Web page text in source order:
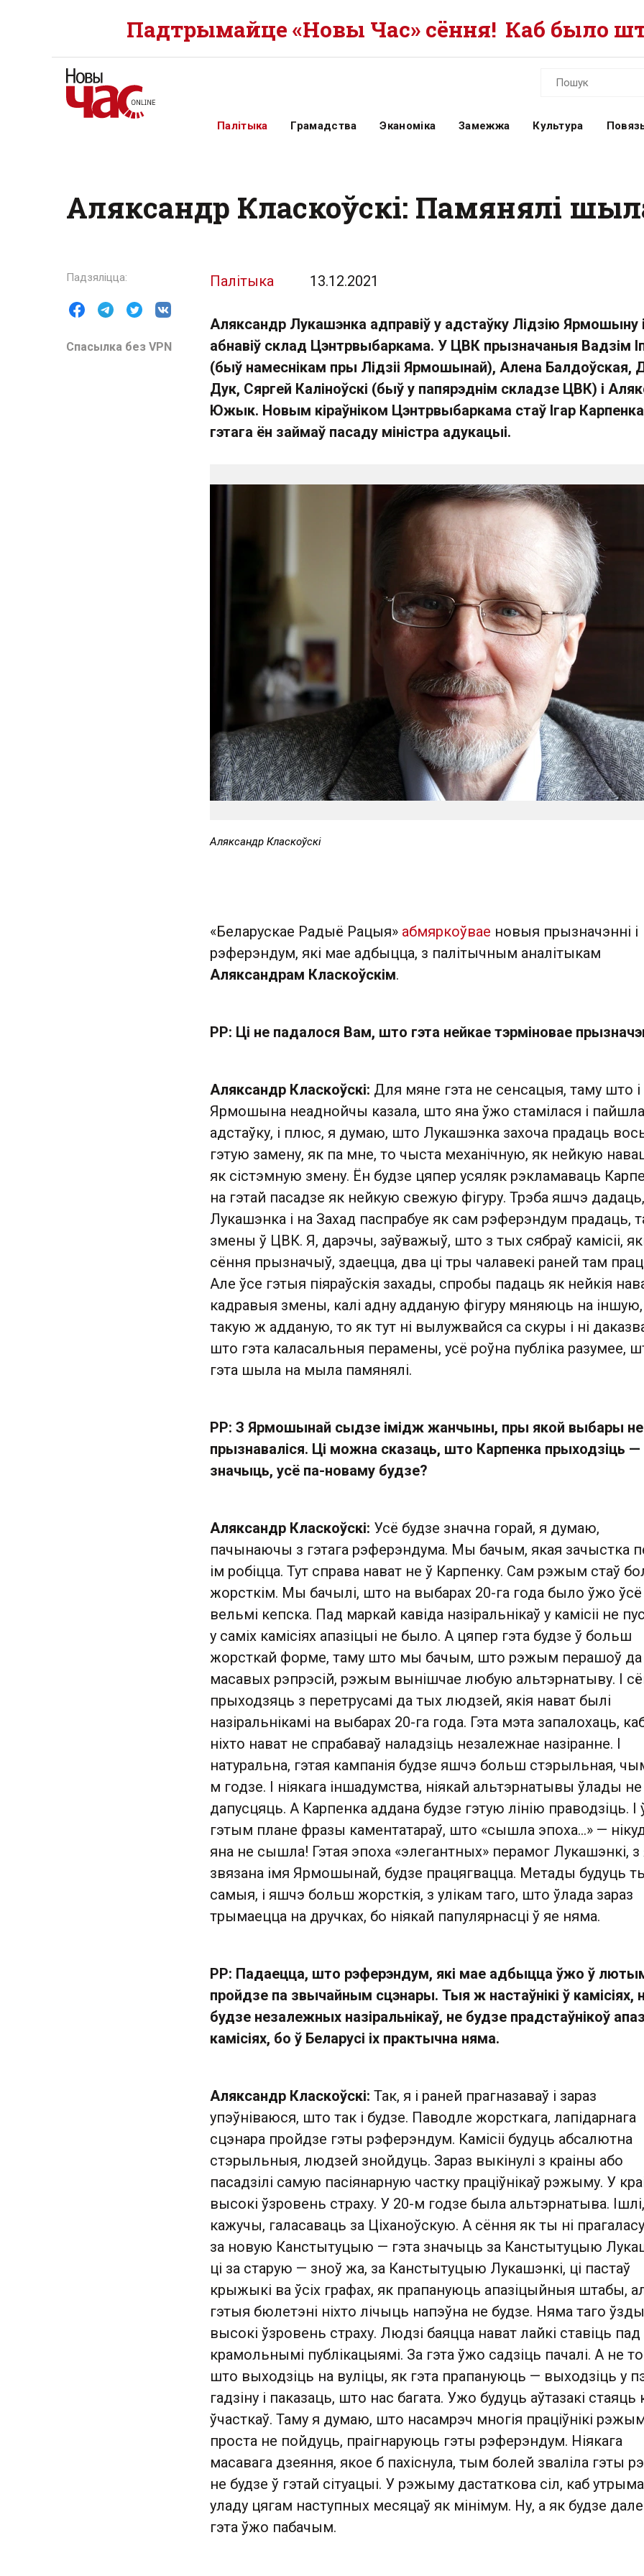
Падтрымайце «Новы Час» сёння! Каб было
Палітыка Грамадства Эканоміка Замежжа Культура
Аляксандр Класкоўскі: Памянялі
Спасылка без VPN
Палітыка 13.12.2021
Аляксандр Лукашэнка адправіў у адстаўку Лідзію Ярмошыну і
абнавіў склад Цэнтрвыбаркама. У ЦВК прызначаныя Вадзім
(быў намеснікам пры Лідзіі Ярмошынай), Алена Балдоўская,
Дук, Сяргей Каліноўскі (быў у папярэднім складзе ЦВК) і
Южык. Новым кіраўніком Цэнтрвыбаркама стаў Ігар
гэтага ён займаў пасаду міністра адукацыі.
Аляксандр Класкоўскі
«Беларускае Радыё Рацыя» абмяркоўвае новыя прызначэнні і
рэферэндум, які мае адбыцца, з палітычным аналітыкам
Аляксандрам Класкоўскім.
РР: Ці не падалося Вам, што гэта нейкае тэрміновае
Аляксандр Класкоўскі: Для мяне гэта не сенсацыя, таму што і
Ярмошына неаднойчы казала, што яна ўжо стамілася і
адстаўку, і плюс, я думаю, што Лукашэнка захоча прадаць
гэтую замену, як па мне, то чыста механічную, як нейкую
як сістэмную змену. Ён будзе цяпер усяляк рэкламаваць
на гэтай пасадзе як нейкую свежую фігуру. Трэба яшчэ
Лукашэнка і на Захад паспрабуе як сам рэферэндум прадаць,
змены ў ЦВК. Я, дарэчы, заўважыў, што з тых сябраў камісіі,
сёння прызначыў, здаецца, два ці тры чалавекі раней там
Але ўсе гэтыя піяраўскія захады, спробы падаць як нейкія
кадравыя змены, калі адну адданую фігуру мяняюць на іншую,
такую ж адданую, то як тут ні вылужвайся са скуры і ні
што гэта каласальныя перамены, усё роўна публіка разумее,
гэта шыла на мыла памянялі.
РР: З Ярмошынай сыдзе імідж жанчыны, пры якой выбары не
прызнаваліся. Ці можна сказаць, што Карпенка прыходзіць —
значыць, усё па-новаму будзе?
Аляксандр Класкоўскі: Усё будзе значна горай, я думаю,
пачынаючы з гэтага рэферэндума. Мы бачым, якая зачыстка
ім робіцца. Тут справа нават не ў Карпенку. Сам рэжым стаў
жорсткім. Мы бачылі, што на выбарах 20-га года было ўжо ўсё
вельмі кепска. Пад маркай кавіда назіральнікаў у камісіі не
у саміх камісіях апазіцыі не было. А цяпер гэта будзе ў больш
жорсткай форме, таму што мы бачым, што рэжым перашоў да
масавых рэпрэсій, рэжым вынішчае любую альтэрнатыву. І
прыходзяць з перетрусамі да тых людзей, якія нават былі
назіральнікамі на выбарах 20-га года. Гэта мэта запалохаць,
ніхто нават не спрабаваў наладзіць незалежнае назіранне. І
натуральна, гэтая кампанія будзе яшчэ больш стэрыльная,
м годзе. І ніякага іншадумства, ніякай альтэрнатывы ўлады не
дапусцяць. А Карпенка аддана будзе гэтую лінію праводзіць. І
гэтым плане фразы каментатараў, што «сышла эпоха…» —
яна не сышла! Гэтая эпоха «элегантных» перамог Лукашэнкі, з
звязана імя Ярмошынай, будзе працягвацца. Метады будуць
самыя, і яшчэ больш жорсткія, з улікам таго, што ўлада зараз
трымаецца на дручках, бо ніякай папулярнасці ў яе няма.
РР: Падаецца, што рэферэндум, які мае адбыцца ўжо ў
пройдзе па звычайным сцэнары. Тыя ж настаўнікі ў камісіях,
будзе незалежных назіральнікаў, не будзе прадстаўнікоў
камісіях, бо ў Беларусі іх практычна няма.
Аляксандр Класкоўскі: Так, я і раней прагназаваў і зараз
упэўніваюся, што так і будзе. Паводле жорсткага, лапідарнага
сцэнара пройдзе гэты рэферэндум. Камісіі будуць абсалютна
стэрыльныя, людзей знойдуць. Зараз выкінулі з краіны або
пасадзілі самую пасіянарную частку праціўнікаў рэжыму. У
высокі ўзровень страху. У 20-м годзе была альтэрнатыва.
кажучы, галасаваць за Ціханоўскую. А сёння як ты ні
за новую Канстытуцыю — гэта значыць за Канстытуцыю
ці за старую — зноў жа, за Канстытуцыю Лукашэнкі, ці пастаў
крыжыкі ва ўсіх графах, як прапануюць апазіцыйныя штабы,
гэтыя бюлетэні ніхто лічыць напэўна не будзе. Няма таго
высокі ўзровень страху. Людзі баяцца нават лайкі ставіць пад
крамольнымі публікацыямі. За гэта ўжо садзіць пачалі. А не
што выходзіць на вуліцы, як гэта прапануюць — выходзіць у
гадзіну і паказаць, што нас багата. Ужо будуць аўтазакі стаяць
ўчасткаў. Таму я думаю, што насамрэч многія праціўнікі
проста не пойдуць, праігнаруюць гэты рэферэндум. Ніякага
масавага дзеяння, якое б пахіснула, тым болей зваліла гэты
не будзе ў гэтай сітуацыі. У рэжыму дастаткова сіл, каб
уладу цягам наступных месяцаў як мінімум. Ну, а як будзе
гэта ўжо пабачым.